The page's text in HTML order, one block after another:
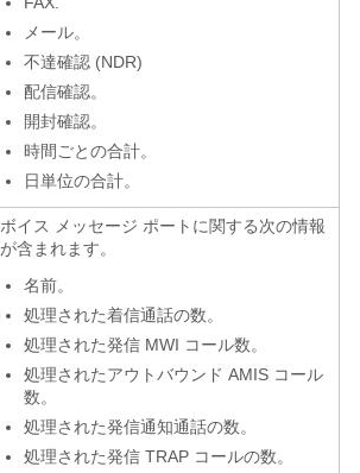
メール。
不達確認 (NDR)
配信確認。
開封確認。
時間ごとの合計。
日単位の合計。
ボイス メッセージ ポートに関する次の情報
が含まれます。
名前。
処理された着信通話の数。
処理された発信 MWI コール数。
処理されたアウトバウンド AMIS コール
数。
処理された発信通知通話の数。
処理された発信 TRAP コールの数。